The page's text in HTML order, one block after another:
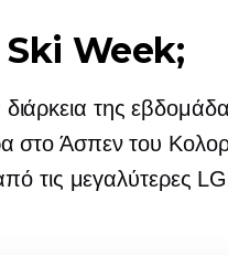
Ski Week;
διάρκεια της
στο Άσπεν του
τις μεγαλύτερες